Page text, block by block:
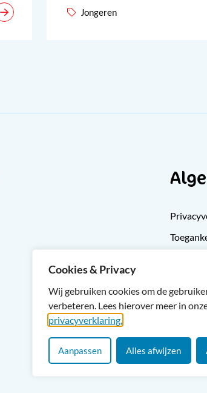
Cookies & Privacy
Wij gebruiken cookies om de
verbeteren. Lees hierover meer in
privacyverklaring.
Aanpassen Alles afwijzen
Jongeren
Sitemap